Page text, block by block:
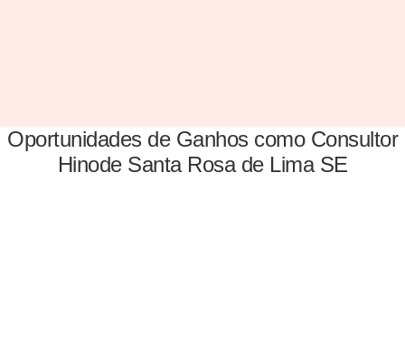
Oportunidades de Ganhos como Consultor
Hinode Santa Rosa de Lima SE